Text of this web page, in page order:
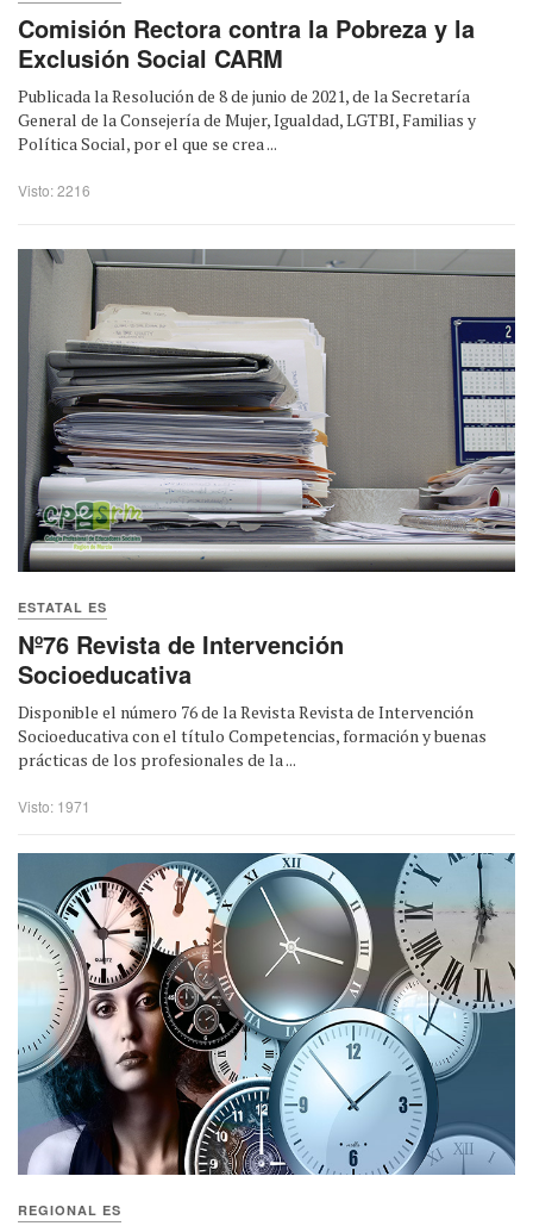
Comisión Rectora contra la Pobreza y la
Exclusión Social CARM
Publicada la Resolución de 8 de junio de 2021, de la Secretaría
General de la Consejería de Mujer, Igualdad, LGTBI, Familias y
Política Social, por el que se crea ...
Visto: 2216
ESTATAL ES
Nº76 Revista de Intervención
Socioeducativa
Disponible el número 76 de la Revista Revista de Intervención
Socioeducativa con el título Competencias, formación y buenas
prácticas de los profesionales de la ...
Visto: 1971
REGIONAL ES